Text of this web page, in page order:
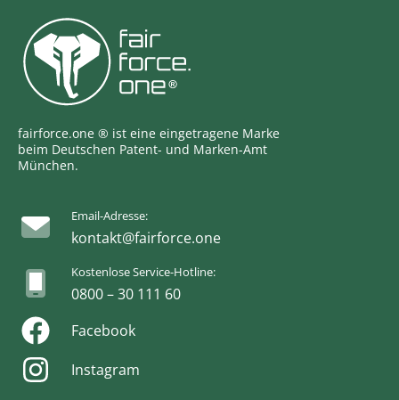
fairforce.one ® ist eine eingetragene Marke
beim Deutschen Patent- und Marken-Amt
München.
Email-Adresse:
kontakt@fairforce.one
Kostenlose Service-Hotline:
0800 – 30 111 60
Facebook
Instagram